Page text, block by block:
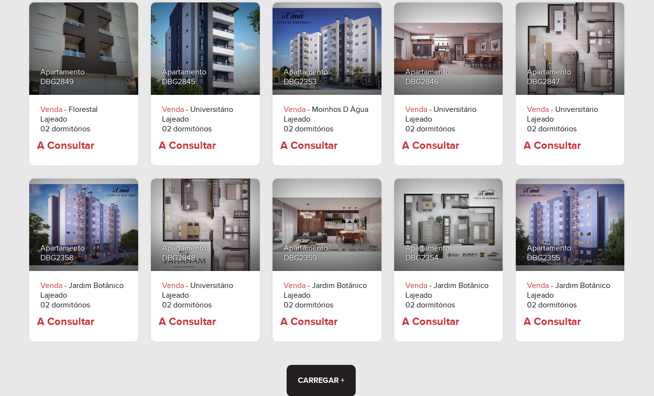
A Consultar
A Consultar A PARTIR DE A PARTIR DE
Apartamento
DBG2849
Venda - Florestal
Lajeado
02 dormitórios
A Consultar
Apartamento
DBG2845
Venda - Universitário
Lajeado
02 dormitórios
A Consultar
Apartamento
DBG2353
Venda- Moinhos D Água
Lajeado
02 dormitórios
A Consultar
Apartamento
DBG2846
Venda- Universitário
Lajeado
02 dormitórios
A Consultar
Apartamento
DBG2847
Venda- Universitário
Lajeado
02 dormitórios
Apartamento
DBG2358
Venda - Jardim Botânico
Lajeado
02 dormitórios
Apartamento
DBG2848
Venda - Universitário
Lajeado
02 dormitórios
Apartamento
DBG2359
Venda- Jardim Botânico
Lajeado
02 dormitórios
Apartamento
DBG2354
Venda- Jardim Botânico
Lajeado
02 dormitórios
Apartamento
DBG2355
Venda- Jardim Botânico
Lajeado
02 dormitórios
CARREGAR +